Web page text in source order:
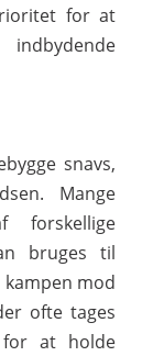
for at
snavs,
Mange
bruges til
kampen mod
ofte tages
for at holde